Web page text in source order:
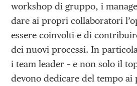
workshop di gruppo, i
dare ai propri collaboratori
essere coinvolti e di
dei nuovi processi. In
i team leader – e non solo il
devono dedicare del tempo ai